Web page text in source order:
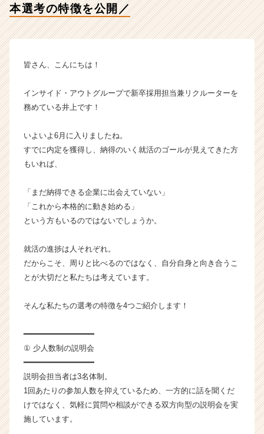
ウ
ト
プ
タ
イ
イ
ン】
ン
チ
ャ
長
企
業
ら
届
く
就
本選考の特徴を公開／
皆さん、こんにちは！
インサイド・アウトグループで新卒採用担当兼リクルーターを
務めている井上です！
いよいよ6月に入りましたね。
すでに内定を獲得し、納得のいく就活のゴールが見えてきた方
もいれば、
「まだ納得できる企業に出会えていない」
「これから本格的に動き始める」
という方もいるのではないでしょうか。
就活の進捗は人それぞれ。
だからこそ、周りと比べるのではなく、自分自身と向き合うこ
とが大切だと私たちは考えています。
そんな私たちの選考の特徴を4つご紹介します！
━━━━━━━━━━━━━━━
① 少人数制の説明会
━━━━━━━━━━━━━━━
説明会担当者は3名体制。
1回あたりの参加人数を抑えているため、一方的に話を聞くだ
けではなく、気軽に質問や相談ができる双方向型の説明会を実
施しています。